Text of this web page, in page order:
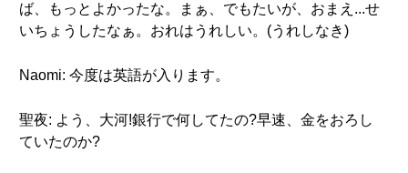
ば、もっとよかったな。まぁ、でもたいが、おまえ...せ
いちょうしたなぁ。おれはうれしい。(うれしなき)
Naomi: 今度は英語が入ります。
聖夜: よう、大河!銀行で何してたの?早速、金をおろし
ていたのか?